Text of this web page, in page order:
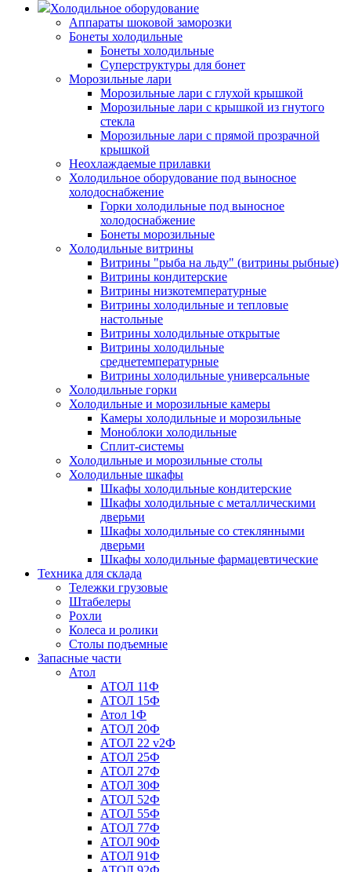
Холодильное оборудование
Аппараты шоковой заморозки
Бонеты холодильные
Бонеты холодильные
Суперструктуры для бонет
Морозильные лари
Морозильные лари с глухой крышкой
Морозильные лари с крышкой из гнутого
стекла
Морозильные лари с прямой прозрачной
крышкой
Неохлаждаемые прилавки
Холодильное оборудование под выносное
холодоснабжение
Горки холодильные под выносное
холодоснабжение
Бонеты морозильные
Холодильные витрины
Витрины "рыба на льду" (витрины рыбные)
Витрины кондитерские
Витрины низкотемпературные
Витрины холодильные и тепловые
настольные
Витрины холодильные открытые
Витрины холодильные
среднетемпературные
Витрины холодильные универсальные
Холодильные горки
Холодильные и морозильные камеры
Камеры холодильные и морозильные
Моноблоки холодильные
Сплит-системы
Холодильные и морозильные столы
Холодильные шкафы
Шкафы холодильные кондитерские
Шкафы холодильные с металлическими
дверьми
Шкафы холодильные со стеклянными
дверьми
Шкафы холодильные фармацевтические
Техника для склада
Тележки грузовые
Штабелеры
Рохли
Колеса и ролики
Столы подъемные
Запасные части
Атол
АТОЛ 11Ф
АТОЛ 15Ф
Атол 1Ф
АТОЛ 20Ф
АТОЛ 22 v2Ф
АТОЛ 25Ф
АТОЛ 27Ф
АТОЛ 30Ф
АТОЛ 52Ф
АТОЛ 55Ф
АТОЛ 77Ф
АТОЛ 90Ф
АТОЛ 91Ф